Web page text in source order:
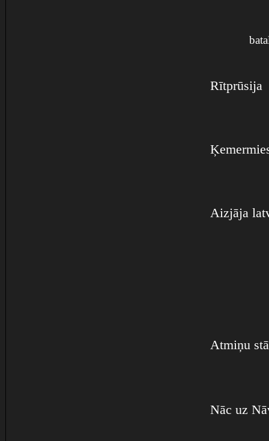
Rītprūsija
Aizjāja
Atmiņu
Nāc uz